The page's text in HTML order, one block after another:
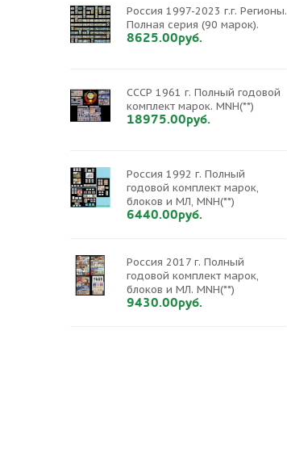
Россия 1997-2023 г.г. Регионы.
Полная серия (90 марок).
8625.00руб.
СССР 1961 г. Полный годовой
комплект марок. MNH(**)
18975.00руб.
Россия 1992 г. Полный
годовой комплект марок,
блоков и МЛ, MNH(**)
6440.00руб.
Россия 2017 г. Полный
годовой комплект марок,
блоков и МЛ. MNH(**)
9430.00руб.